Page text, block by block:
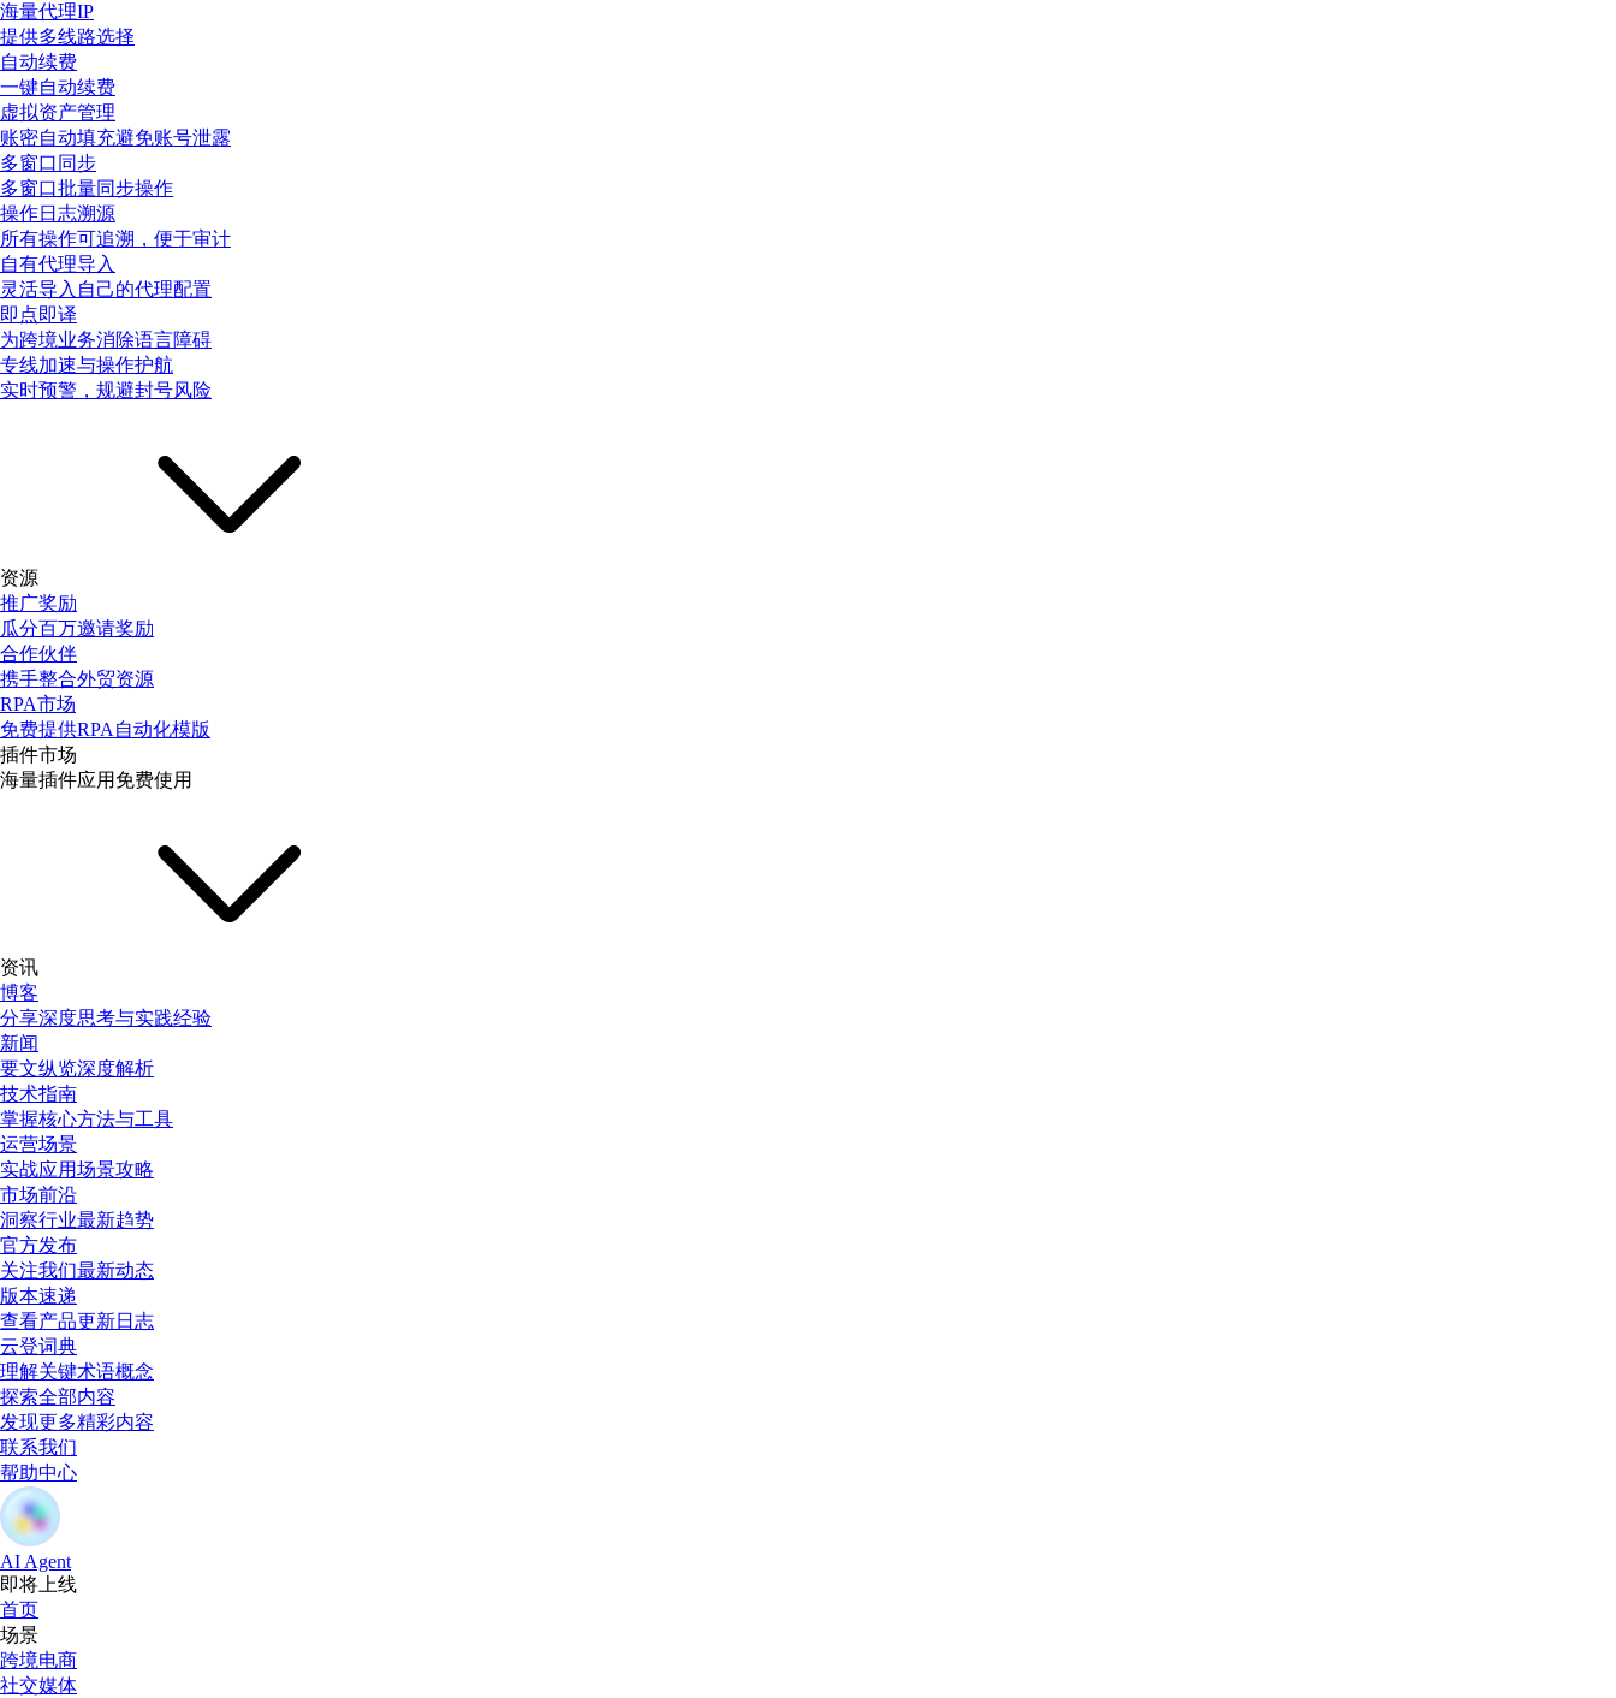
海量代理IP
提供多线路选择
自动续费
一键自动续费
虚拟资产管理
账密自动填充避免账号泄露
多窗口同步
多窗口批量同步操作
操作日志溯源
所有操作可追溯，便于审计
自有代理导入
灵活导入自己的代理配置
即点即译
为跨境业务消除语言障碍
专线加速与操作护航
实时预警，规避封号风险
资源
推广奖励
瓜分百万邀请奖励
合作伙伴
携手整合外贸资源
RPA市场
免费提供RPA自动化模版
插件市场
海量插件应用免费使用
资讯
博客
分享深度思考与实践经验
新闻
要文纵览深度解析
技术指南
掌握核心方法与工具
运营场景
实战应用场景攻略
市场前沿
洞察行业最新趋势
官方发布
关注我们最新动态
版本速递
查看产品更新日志
云登词典
理解关键术语概念
探索全部内容
发现更多精彩内容
联系我们
帮助中心
AI Agent
即将上线
首页
场景
跨境电商
社交媒体